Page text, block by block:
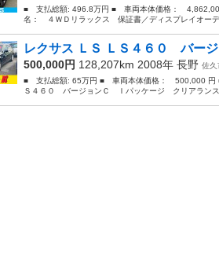
■ 支払総額: 496.8万円 ■ 車両本体価格：
名： ４ＷＤリラックス 保証書／ディスプレイオーデ
レクサス ＬＳ ＬＳ４６０ バー
500,000円 128,207km 2008年 長野 佐久
■ 支払総額: 65万円 ■ 車両本体価格： 500,000
Ｓ４６０ バージョンＣ Ｉパッケージ クリアラン